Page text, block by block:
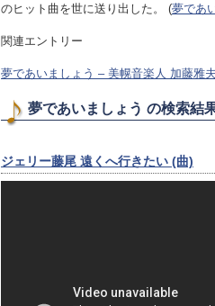
のヒット曲を世に送り出した。 (夢であ
関連エントリー
夢であいましょう – 美幌音楽人 加藤雅夫
夢であいましょう の検索結
ジェリー藤尾 遠くへ行きたい (曲)